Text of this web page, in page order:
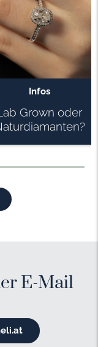
Infos
Grown oder
E-Mail